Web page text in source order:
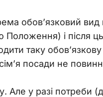
обов’язковий вид
Положення) і після
таку
посади не
Але у разі потреби